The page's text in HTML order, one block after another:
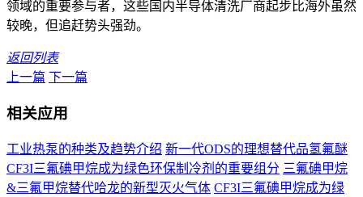
领域的重要参与者，这些国内半导体清洗厂商起步比海外虽然
较晚，但追赶势头强劲。
返回列表
上一篇 下一篇
相关应用
工业热泵的种类及趋势介绍 新一代ODS的理想替代品氢氟醚
CF3I三氟碘甲烷成为绿色环保制冷剂的重要组分 三氟碘甲烷
&三氟甲烷替代哈龙的新型灭火气体 CF3I三氟碘甲烷成为绿